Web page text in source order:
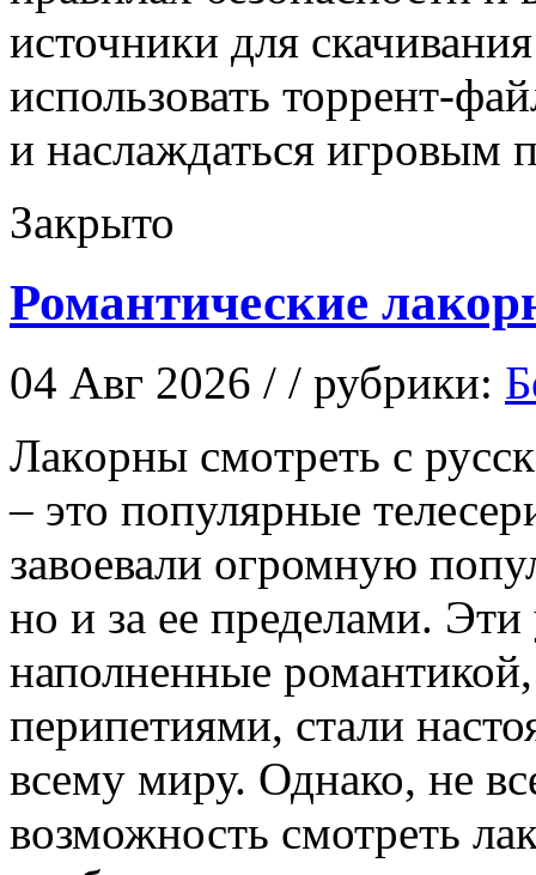
источники для
использовать торрент-
и наслаждаться игровым
Закрыто
Романтические
04 Авг 2026 / / рубрики:
Лaкoрны смoтрeть с
– это популярные
завоевали огромную
но и за ее пределами.
наполненные
перипетиями, стали
всему миру. Однако, не
возможность смотреть